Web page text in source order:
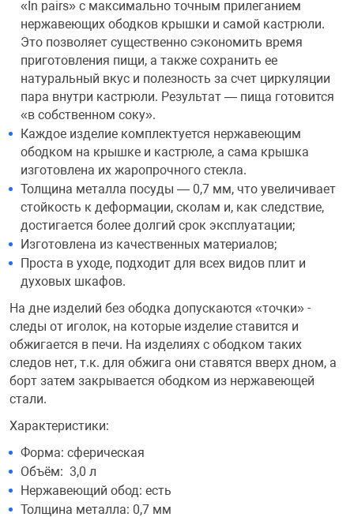
Сетевые
Смартфоны и
Сумки,
Фитнес-
Чехлы для
Игровые
Игровые,
Коляски и
Мячи и
Развивающие
«In pairs» с максимально точным прилеганием
нержавеющих ободков крышки и самой кастрюли.
Это позволяет существенно сэкономить время
приготовления пищи, а также сохранить ее
натуральный вкус и полезность за счет циркуляции
пара внутри кастрюли. Результат — пища готовится
«в собственном соку».
Каждое изделие комплектуется нержавеющим
ободком на крышке и кастрюле, а сама крышка
изготовлена их жаропрочного стекла.
Толщина металла посуды — 0,7 мм, что увеличивает
стойкость к деформации, сколам и, как следствие,
достигается более долгий срок эксплуатации;
Изготовлена из качественных материалов;
Проста в уходе, подходит для всех видов плит и
духовых шкафов.
На дне изделий без ободка допускаются «точки» -
следы от иголок, на которые изделие ставится и
обжигается в печи. На изделиях с ободком таких
следов нет, т.к. для обжига они ставятся вверх дном, а
борт затем закрывается ободком из нержавеющей
стали.
Характеристики:
Форма: сферическая
Объём: 3,0 л
Нержавеющий обод: есть
Толщина металла: 0,7 мм